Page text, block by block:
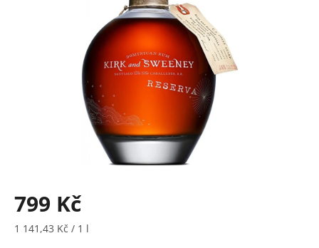
799 Kč
Měrná
1 141,43 Kč / 1 l